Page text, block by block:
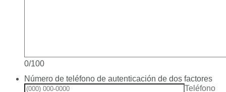
0/100
Número de teléfono de autenticación de dos factores
Teléfono